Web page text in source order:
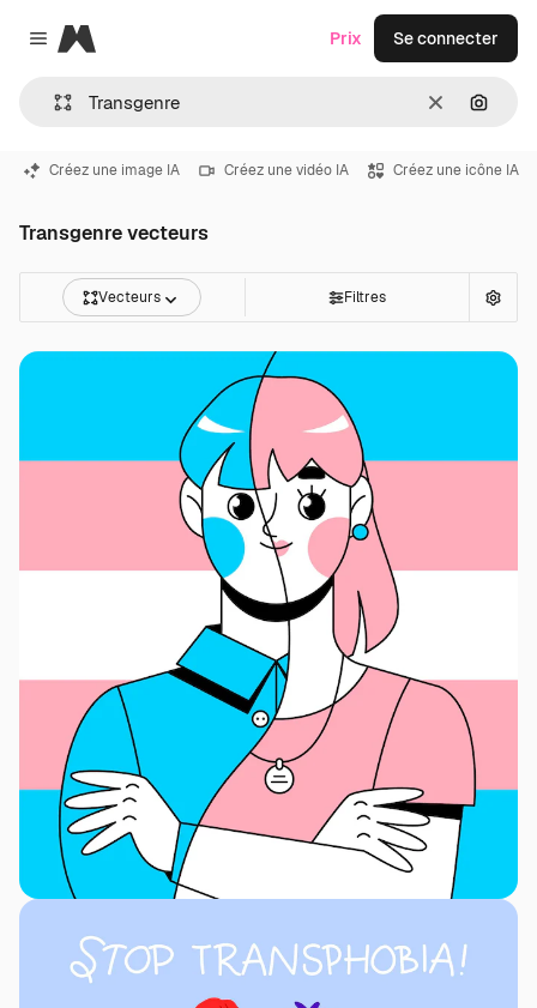
Close menu
Magnific
Effacer
Prix Se connecter
Créez une image IA Créez une vidéo IA Créez une icône IA
Transgenre vecteurs
Vecteurs Filtres